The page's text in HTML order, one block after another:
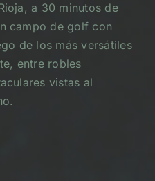
a 30 minutos de
campo de golf con
de los más versátiles
entre robles
vistas al